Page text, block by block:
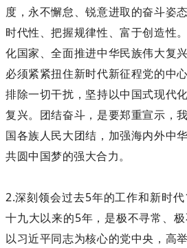
度，永不懈怠、锐意进取的奋斗姿
时代性、把握规律性、富于创造性
化国家、全面推进中华民族伟大复
必须紧紧扭住新时代新征程党的中
排除一切干扰，坚持以中国式现代
复兴。团结奋斗，是要郑重宣示，
国各族人民大团结，加强海内外中
共圆中国梦的强大合力。
2.深刻领会过去5年的工作和新时
十九大以来的5年，是极不寻常、
以习近平同志为核心的党中央，高